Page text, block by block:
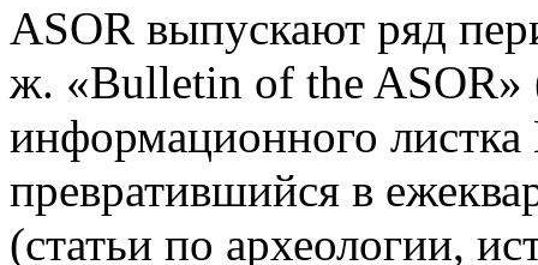
ASOR выпускают ряд
ж. «Bulletin of the ASOR»
информационного
превратившийся в
(статьи по археологии,